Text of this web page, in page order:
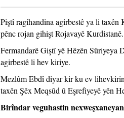
Piştî ragihandina agirbestê ya li taxên
pênc rojan gihişt Rojavayê Kurdistanê.
Fermandarê Giştî yê Hêzên
agirbestê li hev kiriye.
Mezlûm Ebdî diyar kir ku ev
taxên Şêx Meqsûd û Eşrefiyeyê yên
Birîndar veguhastin nexweşxaneyan